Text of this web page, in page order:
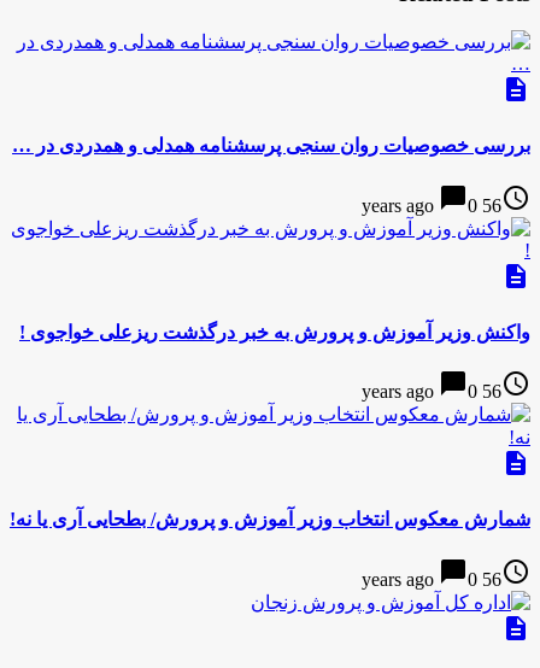
description
بررسی خصوصیات روان سنجی پرسشنامه همدلی و همدردی در …
access_time
56 years ago
chat_bubble0
description
واکنش وزیر آموزش و پرورش به خبر درگذشت ریزعلی خواجوی !
access_time
56 years ago
chat_bubble0
description
شمارش معکوس انتخاب وزیر آموزش و پرورش/ بطحایی آری یا نه!
access_time
56 years ago
chat_bubble0
description